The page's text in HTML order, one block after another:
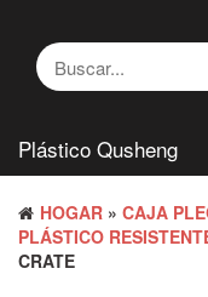
contenido
Plástico Qusheng
HOGAR » CAJA
PLÁSTICO
CRATE